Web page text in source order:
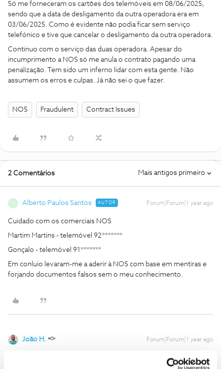
Só me forneceram os cartões dos telemóveis em 08/06/2025,
sendo que a data de desligamento da outra operadora era em
03/06/2025. Como é evidente não podia ficar sem serviço
telefónico e tive que cancelar o desligamento da outra operadora.
Continuo com o serviço das duas operadora. Apesar do
incumprimento a NOS só me anula o contrato pagando uma
penalização. Tem sido um inferno lidar com esta gente. Não
assumem os erros e culpas. Já não sei o que fazer.
NOS Fraudulent Contract Issues
2 Comentários Mais antigos primeiro
A Alberto Paulos Santos AUTOR Forum|Forum|1 year ago
Cuidado com os comerciais NOS
Martim Martins - telemóvel 92*******
Gonçalo - telemóvel 91*******
Em conluio levaram-me a aderir à NOS com base em mentiras e
forjando documentos falsos sem o meu conhecimento.
João H. Forum|Forum|1 year ago